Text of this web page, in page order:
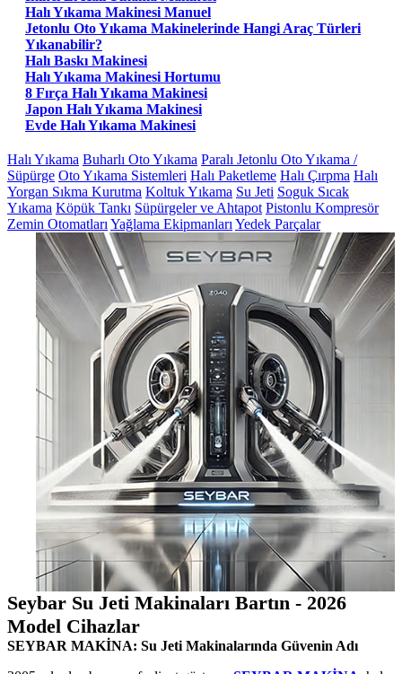
Halı Yıkama Makinesi Manuel
Jetonlu Oto Yıkama Makinelerinde Hangi Araç Türleri
Yıkanabilir?
Halı Baskı Makinesi
Halı Yıkama Makinesi Hortumu
8 Fırça Halı Yıkama Makinesi
Japon Halı Yıkama Makinesi
Evde Halı Yıkama Makinesi
Halı Yıkama Buharlı Oto Yıkama Paralı Jetonlu Oto Yıkama /
Süpürge Oto Yıkama Sistemleri Halı Paketleme Halı Çırpma Halı
Yorgan Sıkma Kurutma Koltuk Yıkama Su Jeti Soguk Sıcak
Yıkama Köpük Tankı Süpürgeler ve Ahtapot Pistonlu Kompresör
Zemin Otomatları Yağlama Ekipmanları Yedek Parçalar
Seybar Su Jeti Makinaları Bartın - 2026
Model Cihazlar
SEYBAR MAKİNA: Su Jeti Makinalarında Güvenin Adı